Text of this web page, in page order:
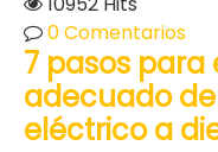
0 Comentarios
7 pasos
adecuado
eléctrico a